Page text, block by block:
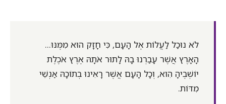
לֹא נוּכַל לַעֲלוֹת אֶל הָעָם, כִּי חָזָק הוּא מִמֶּנּוּ...
הָאָרֶץ אֲשֶׁר עָבַרְנוּ בָהּ לָתוּר אֹתָהּ אֶרֶץ אֹכֶלֶת
יוֹשְׁבֶיהָ הִוא, וְכָל הָעָם אֲשֶׁר רָאִינוּ בְתוֹכָהּ אַנְשֵׁי
מִדּוֹת.